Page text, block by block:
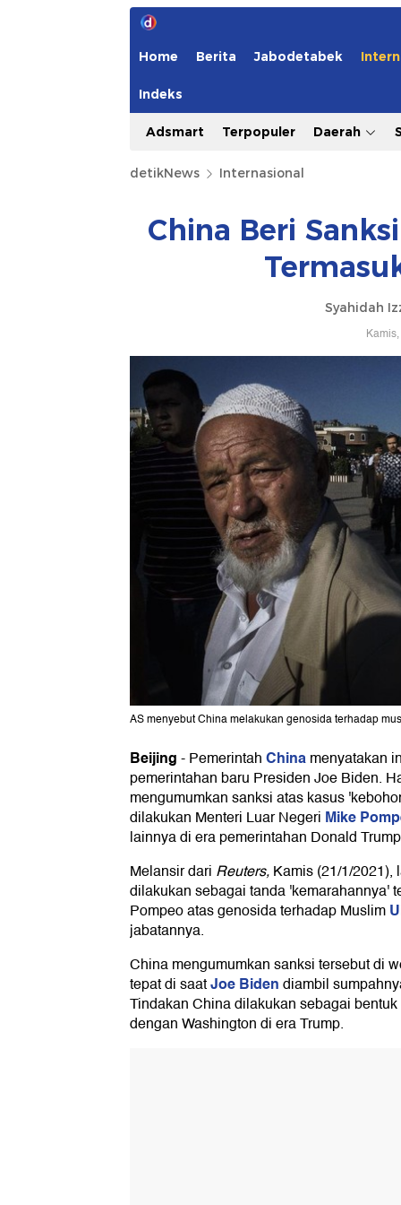
Home Berita Jabodetabek
Indeks
Adsmart Terpopuler Daerah
detikNews Internasional
China Beri
Syahidah
AS menyebut China melakukan genosida terhadap
Beijing-PemerintahChinamenyatakan
pemerintahan baru Presiden Joe Biden.
mengumumkan sanksi atas kasus
dilakukan Menteri Luar Negeri Mike
lainnya di era pemerintahan Donald
Melansir dari Reuters,Kamis (21/1/
dilakukan sebagai tanda 'kemarahannya'
Pompeo atas genosida terhadap Muslim
jabatannya.
China mengumumkan sanksi tersebut di
tepat di saatJoe Bidendiambil
Tindakan China dilakukan sebagai
dengan Washington di era Trump.